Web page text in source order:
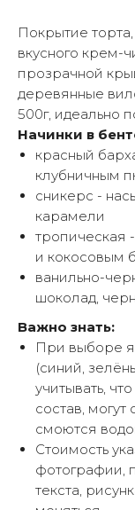
Покрытие
вкусного крем-
прозрачной
деревянные
500г, идеально
Начинки в
красный
клубничным
сникерс -
карамели
тропическая
и кокосовым
ванильно-
шоколад,
Важно знать:
При выборе
(синий,
учитывать,
состав, могут
смоются
Стоимость
фотографии,
текста,